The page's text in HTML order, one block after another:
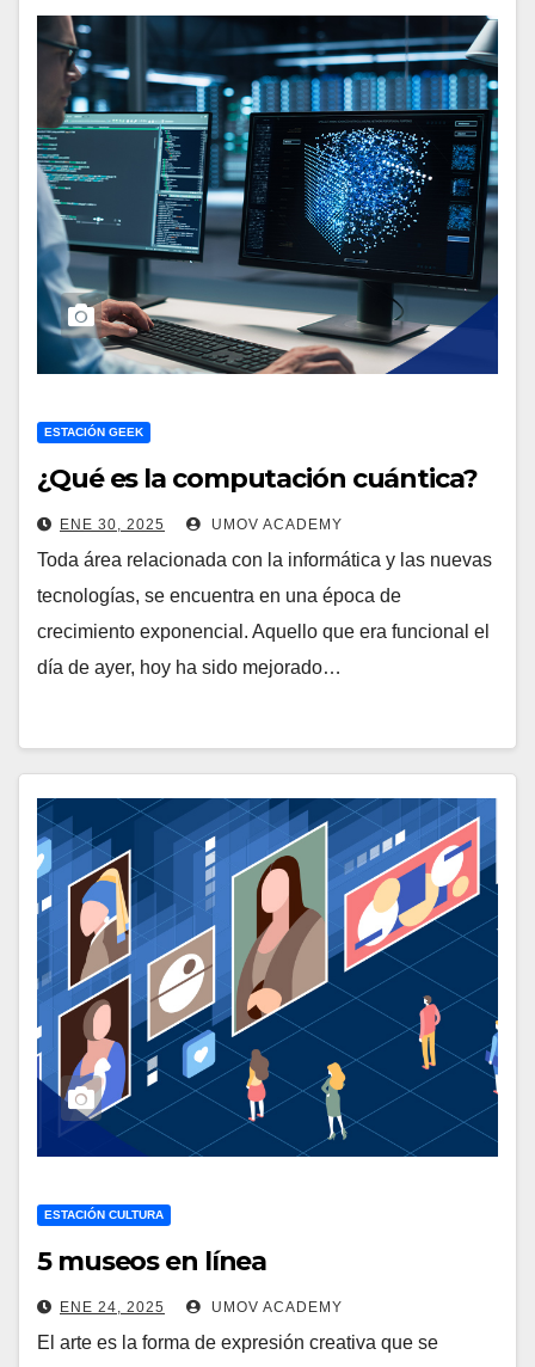
ESTACIÓN GEEK
¿Qué es la computación cuántica?
ENE 30, 2025 UMOV ACADEMY
Toda área relacionada con la informática y las nuevas
tecnologías, se encuentra en una época de
crecimiento exponencial. Aquello que era funcional el
día de ayer, hoy ha sido mejorado…
ESTACIÓN CULTURA
5 museos en línea
ENE 24, 2025 UMOV ACADEMY
El arte es la forma de expresión creativa que se